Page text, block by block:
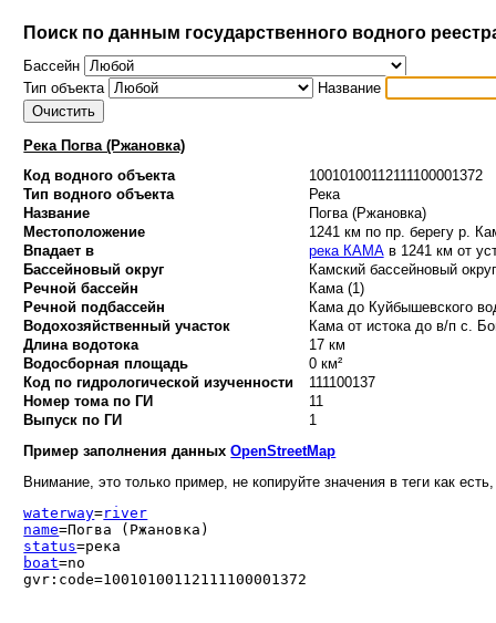
Поиск по данным государственного водного
Бассейн
Тип объекта
Название
Река Погва (Ржановка)
Код водного объекта
10010100112111100001372
Тип водного объекта
Река
Название
Погва (Ржановка)
Местоположение
1241 км по пр. берегу р.
Впадает в
река КАМАв 1241 км от
Бассейновый округ
Камский бассейновый
Речной бассейн
Кама (1)
Речной подбассейн
Кама до Куйбышевского
Водохозяйственный участок
Кама от истока до в/п с.
Длина водотока
17 км
Водосборная площадь
0 км²
Код по гидрологической изученности
111100137
Номер тома по ГИ
11
Выпуск по ГИ
1
Пример заполнения данныхOpenStreetMap
Внимание, это только пример, не копируйте значения в теги как
waterway=river
name=Погва (Ржановка)
status=река
boat=no
gvr:code=10010100112111100001372